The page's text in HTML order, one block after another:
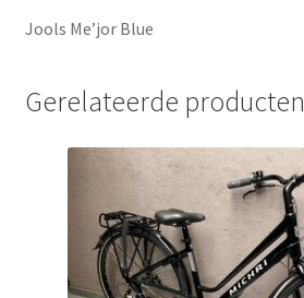
Jools Me’jor Blue
Gerelateerde producten